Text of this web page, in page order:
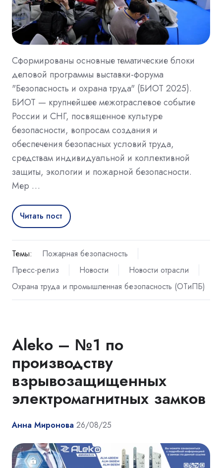
Сформированы основные тематические блоки
деловой программы выставки-форума
"Безопасность и охрана труда" (БИОТ 2025).
БИОТ — крупнейшее межотраслевое событие
России и СНГ, посвященное культуре
безопасности, вопросам создания и
обеспечения безопасных условий труда,
средствам индивидуальной и коллективной
защиты, экологии и пожарной безопасности.
Мер …
Читать пост
Темы:
Пожарная безопасность
Пресс-релиз
Новости
Новости отрасли
Охрана труда и промышленная безопасность (ОТиПБ)
Aleko – №1 по
производству
взрывозащищенных
электромагнитных замков
Анна Миронова 26/08/25